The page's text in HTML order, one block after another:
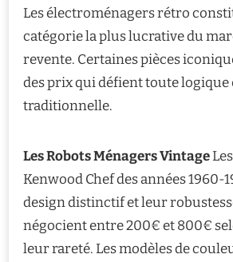
Les électroménagers rétro
catégorie la plus lucrative du
revente. Certaines pièces
des prix qui défient toute
traditionnelle.
Les Robots Ménagers Vintage
Kenwood Chef des années 1960-
design distinctif et leur
négocient entre 200€ et 800€
leur rareté. Les modèles de